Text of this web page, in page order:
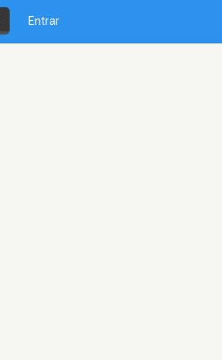
Entrar